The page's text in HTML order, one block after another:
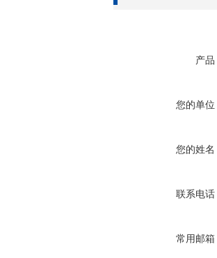
产品
您的单位
您的姓名
联系电话
常用邮箱